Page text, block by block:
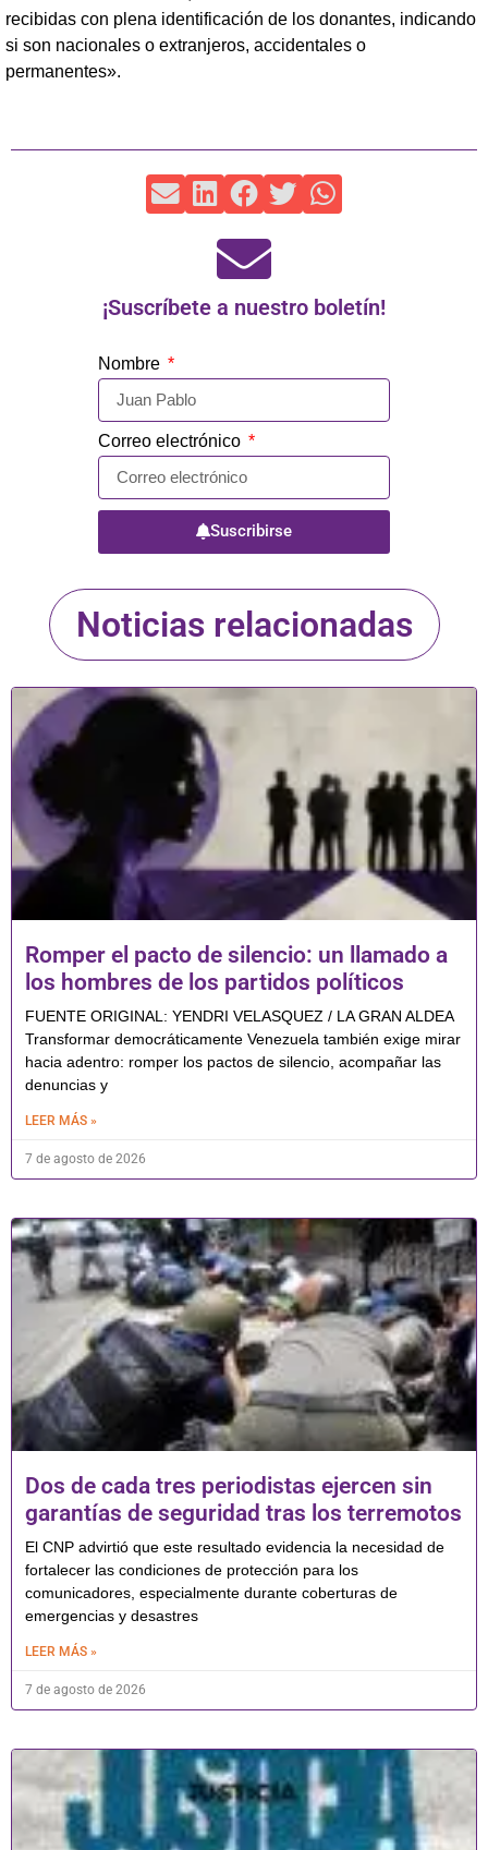
recibidas con plena identificación de los donantes, indicando
si son nacionales o extranjeros, accidentales o
permanentes».
¡Suscríbete a nuestro boletín!
Nombre
Correo electrónico
Suscribirse
Noticias relacionadas
Romper el pacto de silencio: un llamado a
los hombres de los partidos políticos
FUENTE ORIGINAL: YENDRI VELASQUEZ / LA GRAN ALDEA
Transformar democráticamente Venezuela también exige mirar
hacia adentro: romper los pactos de silencio, acompañar las
denuncias y
LEER MÁS »
7 de agosto de 2026
Dos de cada tres periodistas ejercen sin
garantías de seguridad tras los terremotos
El CNP advirtió que este resultado evidencia la necesidad de
fortalecer las condiciones de protección para los
comunicadores, especialmente durante coberturas de
emergencias y desastres
LEER MÁS »
7 de agosto de 2026